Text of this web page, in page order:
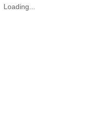
Loading...